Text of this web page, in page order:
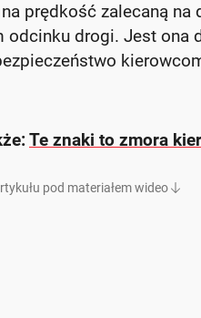
prędkość zalecaną
odcinku drogi. Jest ona
Te znaki to zmora
pod materiałem wideo